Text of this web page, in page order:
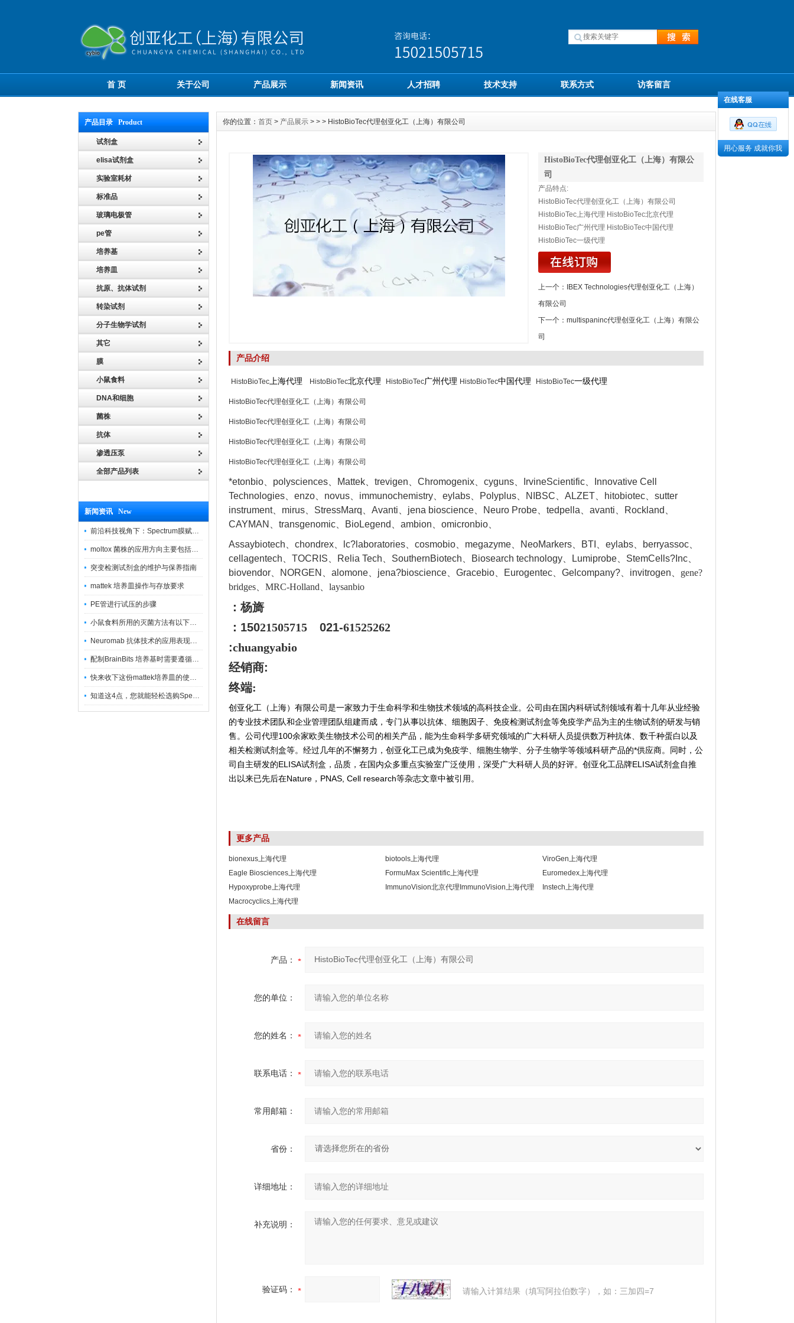
首 页 关于公司 产品展示 新闻资讯 人才招聘 技术支持 联系方式 访客留言
产品目录 Product
试剂盒
elisa试剂盒
实验室耗材
标准品
玻璃电极管
pe管
培养基
培养皿
抗原、抗体试剂
转染试剂
分子生物学试剂
其它
膜
小鼠食料
DNA和细胞
菌株
抗体
渗透压泵
全部产品列表
新闻资讯 New
前沿科技视角下：Spectrum膜赋能精密制造
moltox 菌株的应用方向主要包括以下几个方面
突变检测试剂盒的维护与保养指南
mattek 培养皿操作与存放要求
PE管进行试压的步骤
小鼠食料所用的灭菌方法有以下三种
Neuromab 抗体技术的应用表现在这几方面
配制BrainBits 培养基时需要遵循的原则
快来收下这份mattek培养皿的使用指南
知道这4点，您就能轻松选购Spectrum 膜
你的位置： 首页 > 产品展示 > > > HistoBioTec代理创亚化工（上海）有限公司
HistoBioTec代理创亚化工（上海）有限公
司
产品特点:
HistoBioTec代理创亚化工（上海）有限公司
HistoBioTec上海代理 HistoBioTec北京代理
HistoBioTec广州代理 HistoBioTec中国代理
HistoBioTec一级代理
上一个：
IBEX Technologies代理创亚化工（上海）
有限公司
下一个： multispaninc代理创亚化工（上海）有限公
司
产品介绍
HistoBioTec上海代理 HistoBioTec北京代理 HistoBioTec广州代理 HistoBioTec中国代理 HistoBioTec一级代理
HistoBioTec代理创亚化工（上海）有限公司
HistoBioTec代理创亚化工（上海）有限公司
HistoBioTec代理创亚化工（上海）有限公司
HistoBioTec代理创亚化工（上海）有限公司
*etonbio、polysciences、Mattek、trevigen、Chromogenix、cyguns、IrvineScientific、Innovative Cell
Technologies、enzo、novus、immunochemistry、eylabs、Polyplus、NIBSC、ALZET、hitobiotec、sutter
instrument、mirus、StressMarq、Avanti、jena bioscience、Neuro Probe、tedpella、avanti、Rockland、
CAYMAN、transgenomic、BioLegend、ambion、omicronbio、
Assaybiotech、chondrex、lc?laboratories、cosmobio、megazyme、NeoMarkers、BTI、eylabs、berryassoc、
cellagentech、TOCRIS、Relia Tech、SouthernBiotech、Biosearch technology、Lumiprobe、StemCells?Inc、
biovendor、NORGEN、a lomone、jena?bioscience、Gracebio、Eurogentec、Gelcompany?、invitrogen、 gene?
bridges、MRC-Holland、laysanbio
：杨旖
：15021505715 021-61525262
:chuangyabio
经销商:
终端:
创亚化工（上海）有限公司是一家致力于生命科学和生物技术领域的高科技企业。公司由在国内科研试剂领域有着十几年从业经验
的专业技术团队和企业管理团队组建而成，专门从事以抗体、细胞因子、免疫检测试剂盒等免疫学产品为主的生物试剂的研发与销
售。公司代理100余家欧美生物技术公司的相关产品，能为生命科学多研究领域的广大科研人员提供数万种抗体、数千种蛋白以及
相关检测试剂盒等。经过几年的不懈努力，创亚化工已成为免疫学、细胞生物学、分子生物学等领域科研产品的*供应商。同时，公
司自主研发的ELISA试剂盒，品质，在国内众多重点实验室广泛使用，深受广大科研人员的好评。创亚化工品牌ELISA试剂盒自推
出以来已先后在Nature，PNAS, Cell research等杂志文章中被引用。
更多产品
bionexus上海代理 biotools上海代理
ViroGen上海代理
Eagle Biosciences上海代理
FormuMax Scientific上海代理
Euromedex上海代理
Hypoxyprobe上海代理
ImmunoVision北京代理ImmunoVision上海代理
Instech上海代理
Macrocyclics上海代理
在线留言
产品：
您的单位：
您的姓名：
联系电话：
常用邮箱：
省份：
详细地址：
补充说明：
验证码： 请输入计算结果（填写阿拉伯数字），如：三加四=7
在线客服
用心服务 成就你我